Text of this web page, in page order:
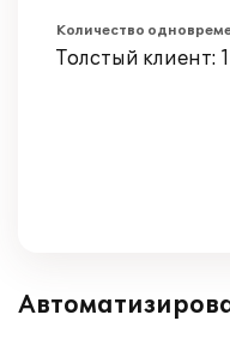
Количество
Толстый клиент: 1